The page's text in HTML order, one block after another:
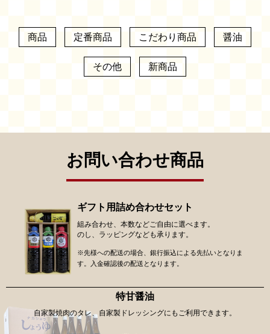
商品 定番商品 こだわり商品 醤油
その他 新商品
お問い合わせ商品
ギフト用詰め合わせセット
組み合わせ、本数などご自由に選べます。
のし、ラッピングなども承ります。
※先様への配送の場合、銀行振込による先払いとなりま
す。入金確認後の配送となります。
特甘醤油
自家製焼肉のタレ、自家製ドレッシングにもご利用できます。